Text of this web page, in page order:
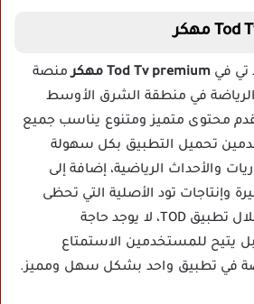
تي في Tod Tv premium مهكر
منصة
والرياضة في منطقة الشرق الأوسط
محتوى متميز ومتنوع يناسب جميع
تحميل التطبيق بكل سهولة
والأحداث الرياضية، إضافة إلى
وإنتاجات تود الأصلية التي تحظى
بإعجاب الجميع، ومن خلال تطبيق TOD، لا يوجد حاجة
يتيح للمستخدمين الاستمتاع
في تطبيق واحد بشكل سهل ومميز.